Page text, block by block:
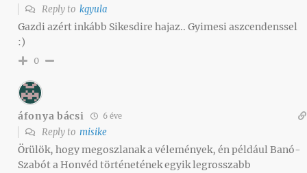
Reply to kgyula
Gazdi azért inkább Sikesdire hajaz.. Gyimesi aszcendenssel
:)
0
áfonya bácsi 6 éve
Reply to misike
Örülök, hogy megoszlanak a vélemények, én például Banó-
Szabót a Honvéd történetének egyik legrosszabb